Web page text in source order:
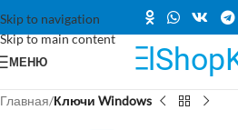
Skip to navigation
Skip to main content
МЕНЮ
Главная Ключи Windows